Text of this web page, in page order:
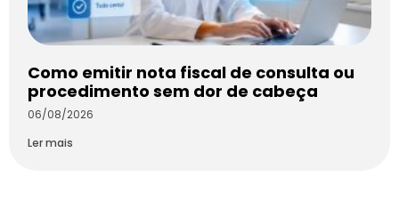
Como emitir nota fiscal de consulta ou
procedimento sem dor de cabeça
06/08/2026
Ler mais